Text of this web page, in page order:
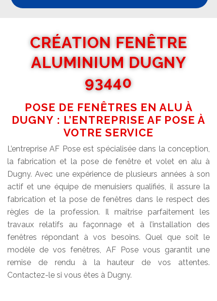
CRÉATION FENÊTRE
ALUMINIUM DUGNY
93440
POSE DE FENÊTRES EN ALU À
DUGNY : L’ENTREPRISE AF POSE À
VOTRE SERVICE
L’entreprise AF Pose est spécialisée dans la conception,
la fabrication et la pose de fenêtre et volet en alu à
Dugny. Avec une expérience de plusieurs années à son
actif et une équipe de menuisiers qualifiés, il assure la
fabrication et la pose de fenêtres dans le respect des
règles de la profession. Il maîtrise parfaitement les
travaux relatifs au façonnage et à l’installation des
fenêtres répondant à vos besoins. Quel que soit le
modèle de vos fenêtres, AF Pose vous garantit une
remise de rendu à la hauteur de vos attentes.
Contactez-le si vous êtes à Dugny.